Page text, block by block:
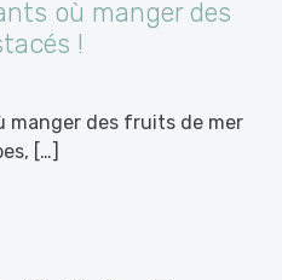
où manger des
!
manger des fruits de mer
[…]